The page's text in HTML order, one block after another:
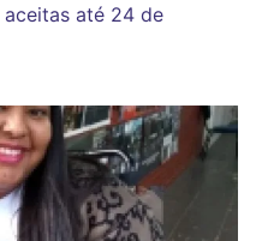
até 24 de